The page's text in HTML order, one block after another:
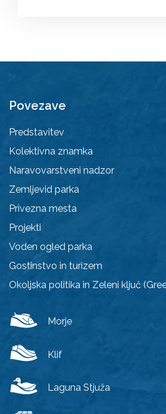
Povezave
Predstavitev
Kolektivna znamka
Naravovarstveni nadzor
Zemljevid parka
Privezna mesta
Projekti
Voden ogled parka
Gostinstvo in turizem
Okoljska politika in Zeleni ključ
Morje
Klif
Laguna Stjuža